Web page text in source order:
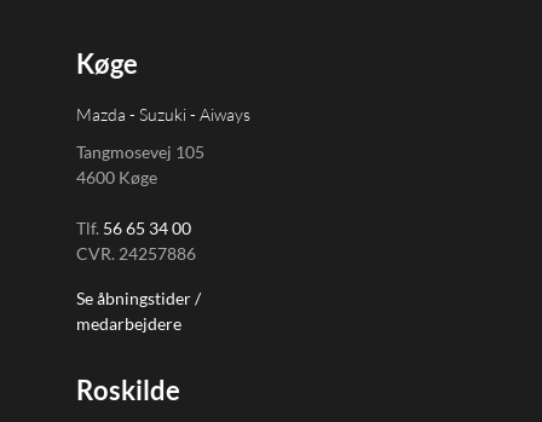
Køge
Mazda - Suzuki - Aiways
Tangmosevej 105
4600 Køge
Tlf. 56 65 34 00
CVR. 24257886
Se åbningstider /
medarbejdere
Roskilde
Recaptcha*